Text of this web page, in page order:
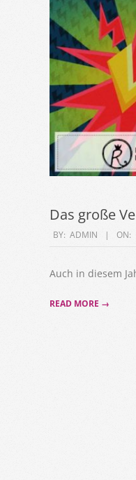
Das große
2019-
17
BY: ADMIN ON:
Auch in diesem
READ MORE →